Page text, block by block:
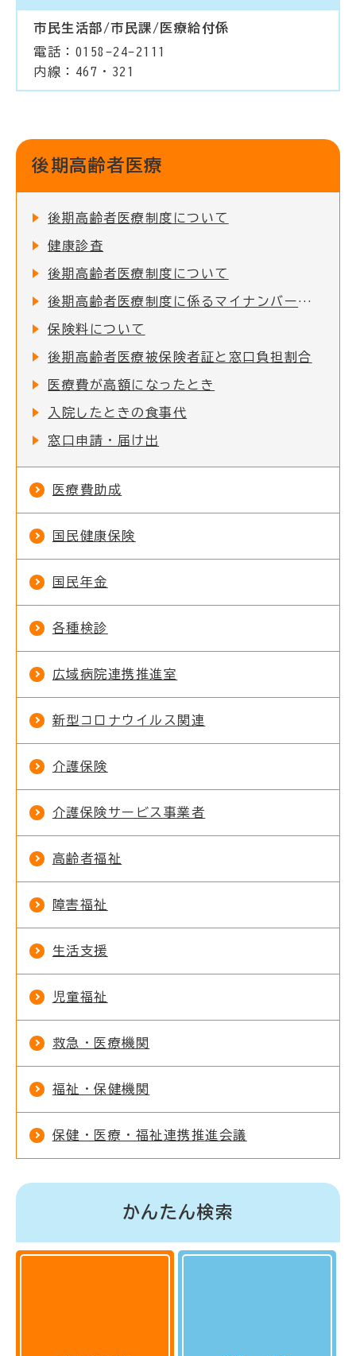
市民生活部/市民課/医療給付係
電話：0158-24-2111
内線：467・321
後期高齢者医療
後期高齢者医療制度について
健康診査
後期高齢者医療制度について
後期高齢者医療制度に係るマイナンバーカードと保険証等の一体化（保険証等の廃止）について
保険料について
後期高齢者医療被保険者証と窓口負担割合
医療費が高額になったとき
入院したときの食事代
窓口申請・届け出
医療費助成
国民健康保険
国民年金
各種検診
広域病院連携推進室
新型コロナウイルス関連
介護保険
介護保険サービス事業者
高齢者福祉
障害福祉
生活支援
児童福祉
救急・医療機関
福祉・保健機関
保健・医療・福祉連携推進会議
かんたん検索